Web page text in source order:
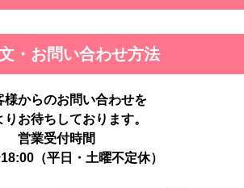
・お問い合わせ方法
様からのお問い合わせを
りお待ちしております。
営業受付時間
（平日・土曜不定休）